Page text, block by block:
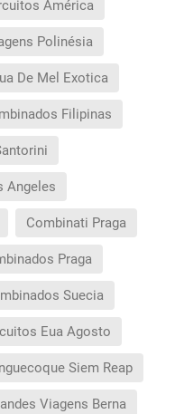
América
Polinésia
De Mel Exotica
Filipinas
Angeles
Combinati Praga
Praga
Suecia
Eua Agosto
Siem Reap
Viagens Berna